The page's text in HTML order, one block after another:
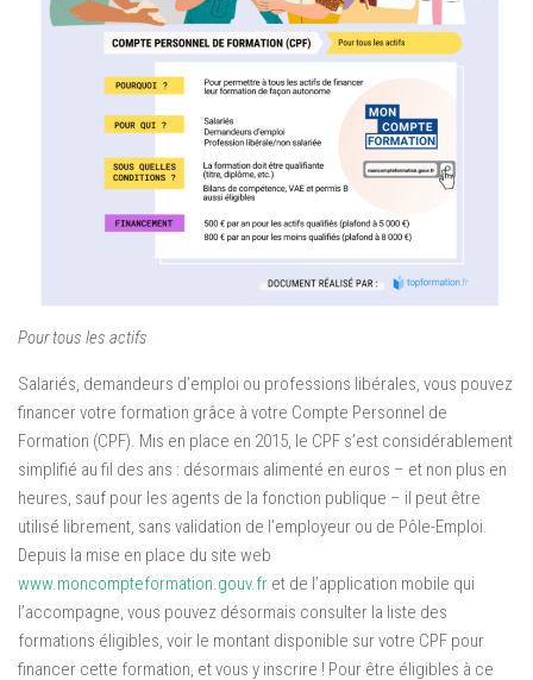
Pour tous les actifs
Salariés, demandeurs d’emploi ou professions libérales, vous pouvez
financer votre formation grâce à votre Compte Personnel de
Formation (CPF). Mis en place en 2015, le CPF s’est considérablement
simplifié au fil des ans : désormais alimenté en euros – et non plus en
heures, sauf pour les agents de la fonction publique – il peut être
utilisé librement, sans validation de l’employeur ou de Pôle-Emploi.
Depuis la mise en place du site web
www.moncompteformation.gouv.fr et de l’application mobile qui
l’accompagne, vous pouvez désormais consulter la liste des
formations éligibles, voir le montant disponible sur votre CPF pour
financer cette formation, et vous y inscrire ! Pour être éligibles à ce